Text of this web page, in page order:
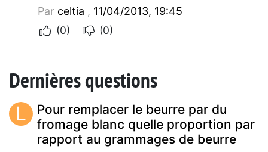
Par celtia , 11/04/2013, 19:45
(0)
(0)
Dernières questions
L
Pour remplacer le beurre par du
fromage blanc quelle proportion par
rapport au grammages de beurre